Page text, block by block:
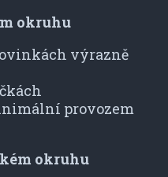
okruhu
výrazně
provozem
okruhu